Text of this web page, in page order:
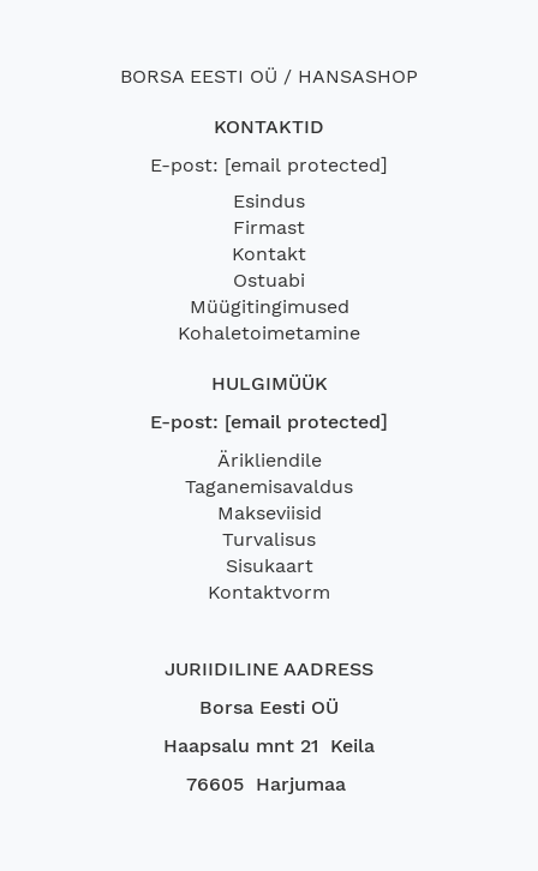
BORSA EESTI OÜ / HANSASHOP
KONTAKTID
E-post: [email protected]
Esindus
Firmast
Kontakt
Ostuabi
Müügitingimused
Kohaletoimetamine
HULGIMÜÜK
E-post: [email protected]
Ärikliendile
Taganemisavaldus
Makseviisid
Turvalisus
Sisukaart
Kontaktvorm
JURIIDILINE AADRESS
Borsa Eesti OÜ
Haapsalu mnt 21 Keila
76605 Harjumaa